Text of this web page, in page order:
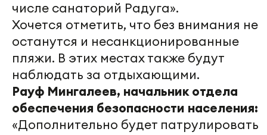
числе санаторий Радуга».
Хочется отметить, что без внимания не
останутся и несанкционированные
пляжи. В этих местах также будут
наблюдать за отдыхающими.
Рауф Мингалеев, начальник отдела
обеспечения безопасности населения:
«Дополнительно будет патрулировать